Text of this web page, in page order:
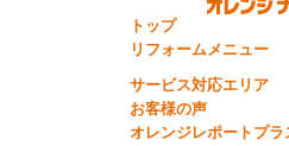
トップ
リフォームメニュー
サービス対応エリア
お客様の声
オレンジレポートプラ